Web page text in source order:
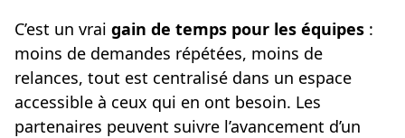
C’est un vrai gain de temps pour les équipes :
moins de demandes répétées, moins de
relances, tout est centralisé dans un espace
accessible à ceux qui en ont besoin. Les
partenaires peuvent suivre l’avancement d’un